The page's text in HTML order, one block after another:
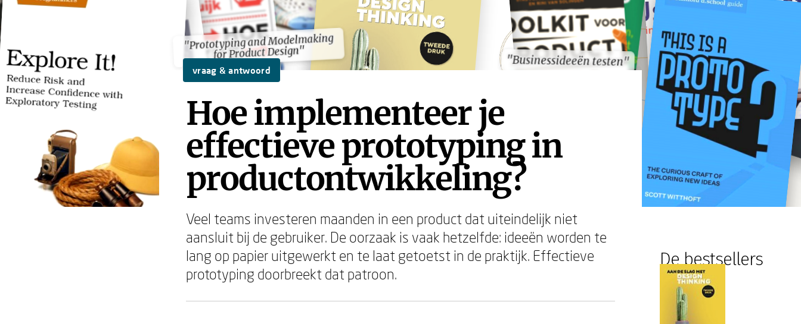
"Prototyping and Modelmaking
for Product Design" "Businessideeën testen"
"Prototyping and Modelmaking
for Product Design" "Businessideeën testen"
vraag & antwoord
Hoe implementeer je
effectieve prototyping in
productontwikkeling?
Veel teams investeren maanden in een product dat uiteindelijk niet
aansluit bij de gebruiker. De oorzaak is vaak hetzelfde: ideeën worden te
lang op papier uitgewerkt en te laat getoetst in de praktijk. Effectieve
prototyping doorbreekt dat patroon.
De bestsellers